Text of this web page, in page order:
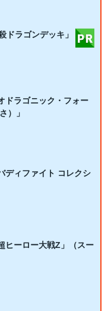
ドラゴンデッキ」
ドラゴニック・フォー
）」
ディファイト コレクシ
ヒーロー大戦Z」（スー